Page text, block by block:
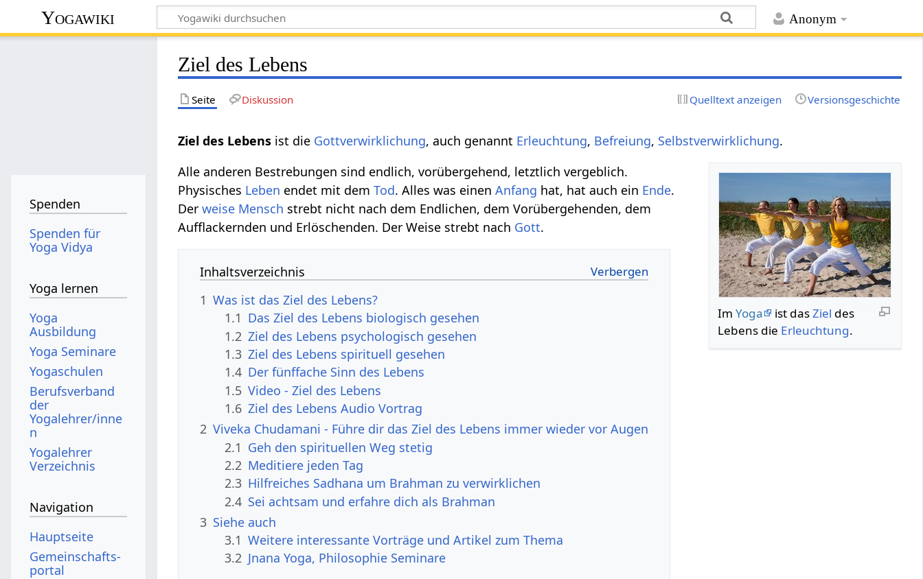
Anonym
Yogawiki
Ziel des Lebens
Seite Diskussion Quelltext anzeigen Versionsgeschichte
Ziel des Lebens ist die Gottverwirklichung, auch genannt Erleuchtung, Befreiung, Selbstverwirklichung.
ImYoga ist dasZiel des
Lebens die Erleuchtung.
Alle anderen Bestrebungen sind endlich, vorübergehend, letztlich vergeblich.
Physisches Leben endet mit demTod. Alles was einenAnfang hat, hat auch ein Ende.
Derweise Mensch strebt nicht nach dem Endlichen, dem Vorübergehenden, dem
Aufflackernden und Erlöschenden. Der Weise strebt nach Gott.
Inhaltsverzeichnis
1 Was ist das Ziel des Lebens?
1.1 Das Ziel des Lebens biologisch gesehen
1.2 Ziel des Lebens psychologisch gesehen
1.3 Ziel des Lebens spirituell gesehen
1.4 Der fünffache Sinn des Lebens
1.5 Video - Ziel des Lebens
1.6 Ziel des Lebens Audio Vortrag
2 Viveka Chudamani - Führe dir das Ziel des Lebens immer wieder vor Augen
2.1 Geh den spirituellen Weg stetig
2.2 Meditiere jeden Tag
2.3 Hilfreiches Sadhana um Brahman zu verwirklichen
2.4 Sei achtsam und erfahre dich als Brahman
3 Siehe auch
3.1 Weitere interessante Vorträge und Artikel zum Thema
3.2 Jnana Yoga, Philosophie Seminare
Spenden
Spenden für
Yoga Vidya
Yoga lernen
Yoga
Ausbildung
Yoga Seminare
Yogaschulen
Berufsverband
der
Yogalehrer/inne
n
Yogalehrer
Verzeichnis
Navigation
Hauptseite
Gemeinschafts­
portal